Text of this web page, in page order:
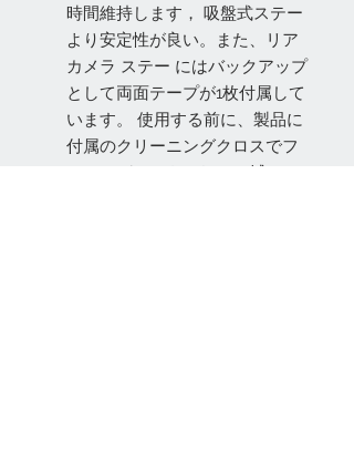
時間維持します， 吸盤式ステー
より安定性が良い。また、リア
カメラ ステー にはバックアップ
として両面テープが1枚付属して
います。 使用する前に、製品に
付属のクリーニングクロスでフ
ロントガラスをきれいに拭いて